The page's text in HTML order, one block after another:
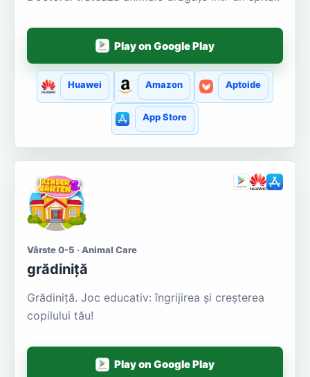
Play on Google Play
Huawei Amazon Aptoide
App Store
Vârste 0-5 · Animal Care
grădiniță
Grădiniţă. Joc educativ: îngrijirea și creșterea
copilului tău!
Play on Google Play